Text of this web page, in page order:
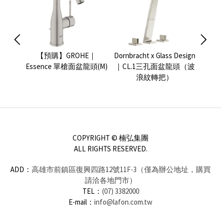
【預購】GROHE｜
Essence 單槍面盆龍頭(M)
Dornbracht x Glass Design
｜CL.1三孔面盆龍頭（波
浪紋轉把）
COPYRIGHT © 楠弘集團
ALL RIGHTS RESERVED.
ADD： 高雄市前鎮區復興四路12號11F-3（僅為辦公地址，購買
請洽各地門市）
TEL： (07) 3382000
E-mail： info@lafon.com.tw